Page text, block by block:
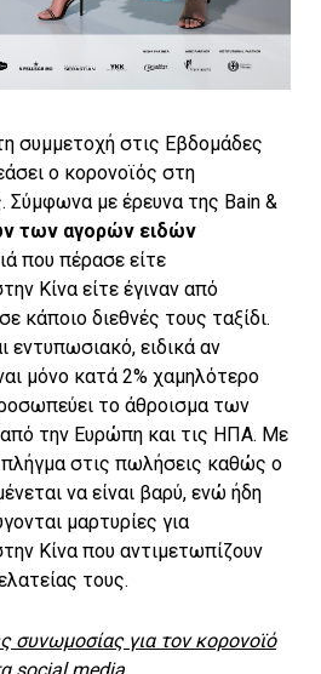
συμμετοχή στις Εβδομάδες
ο κορονοϊός στη
Σύμφωνα με έρευνα της Bain &
των αγορών ειδών
που πέρασε είτε
Κίνα είτε έγιναν από
κάποιο διεθνές τους ταξίδι.
εντυπωσιακό, ειδικά αν
μόνο κατά 2% χαμηλότερο
το άθροισμα των
την Ευρώπη και τις ΗΠΑ. Με
στις πωλήσεις καθώς ο
να είναι βαρύ, ενώ ήδη
μαρτυρίες για
Κίνα που αντιμετωπίζουν
τους.
συνωμοσίας για τον κορονοϊό